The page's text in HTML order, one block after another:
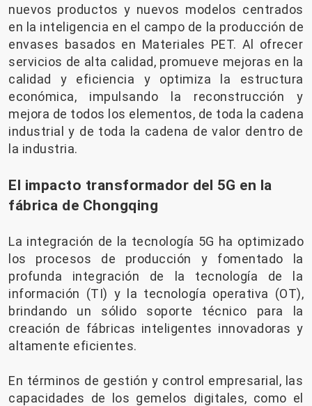
nuevos productos y nuevos modelos centrados
en la inteligencia en el campo de la producción de
envases basados ​​en Materiales PET. Al ofrecer
servicios de alta calidad, promueve mejoras en la
calidad y eficiencia y optimiza la estructura
económica, impulsando la reconstrucción y
mejora de todos los elementos, de toda la cadena
industrial y de toda la cadena de valor dentro de
la industria.
El impacto transformador del 5G en la
fábrica de Chongqing
La integración de la tecnología 5G ha optimizado
los procesos de producción y fomentado la
profunda integración de la tecnología de la
información (TI) y la tecnología operativa (OT),
brindando un sólido soporte técnico para la
creación de fábricas inteligentes innovadoras y
altamente eficientes.
En términos de gestión y control empresarial, las
capacidades de los gemelos digitales, como el